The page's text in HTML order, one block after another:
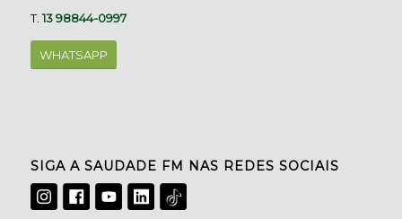
T.13 98844-0997
WHATSAPP
SIGA A SAUDADE FM NAS REDES SOCIAIS